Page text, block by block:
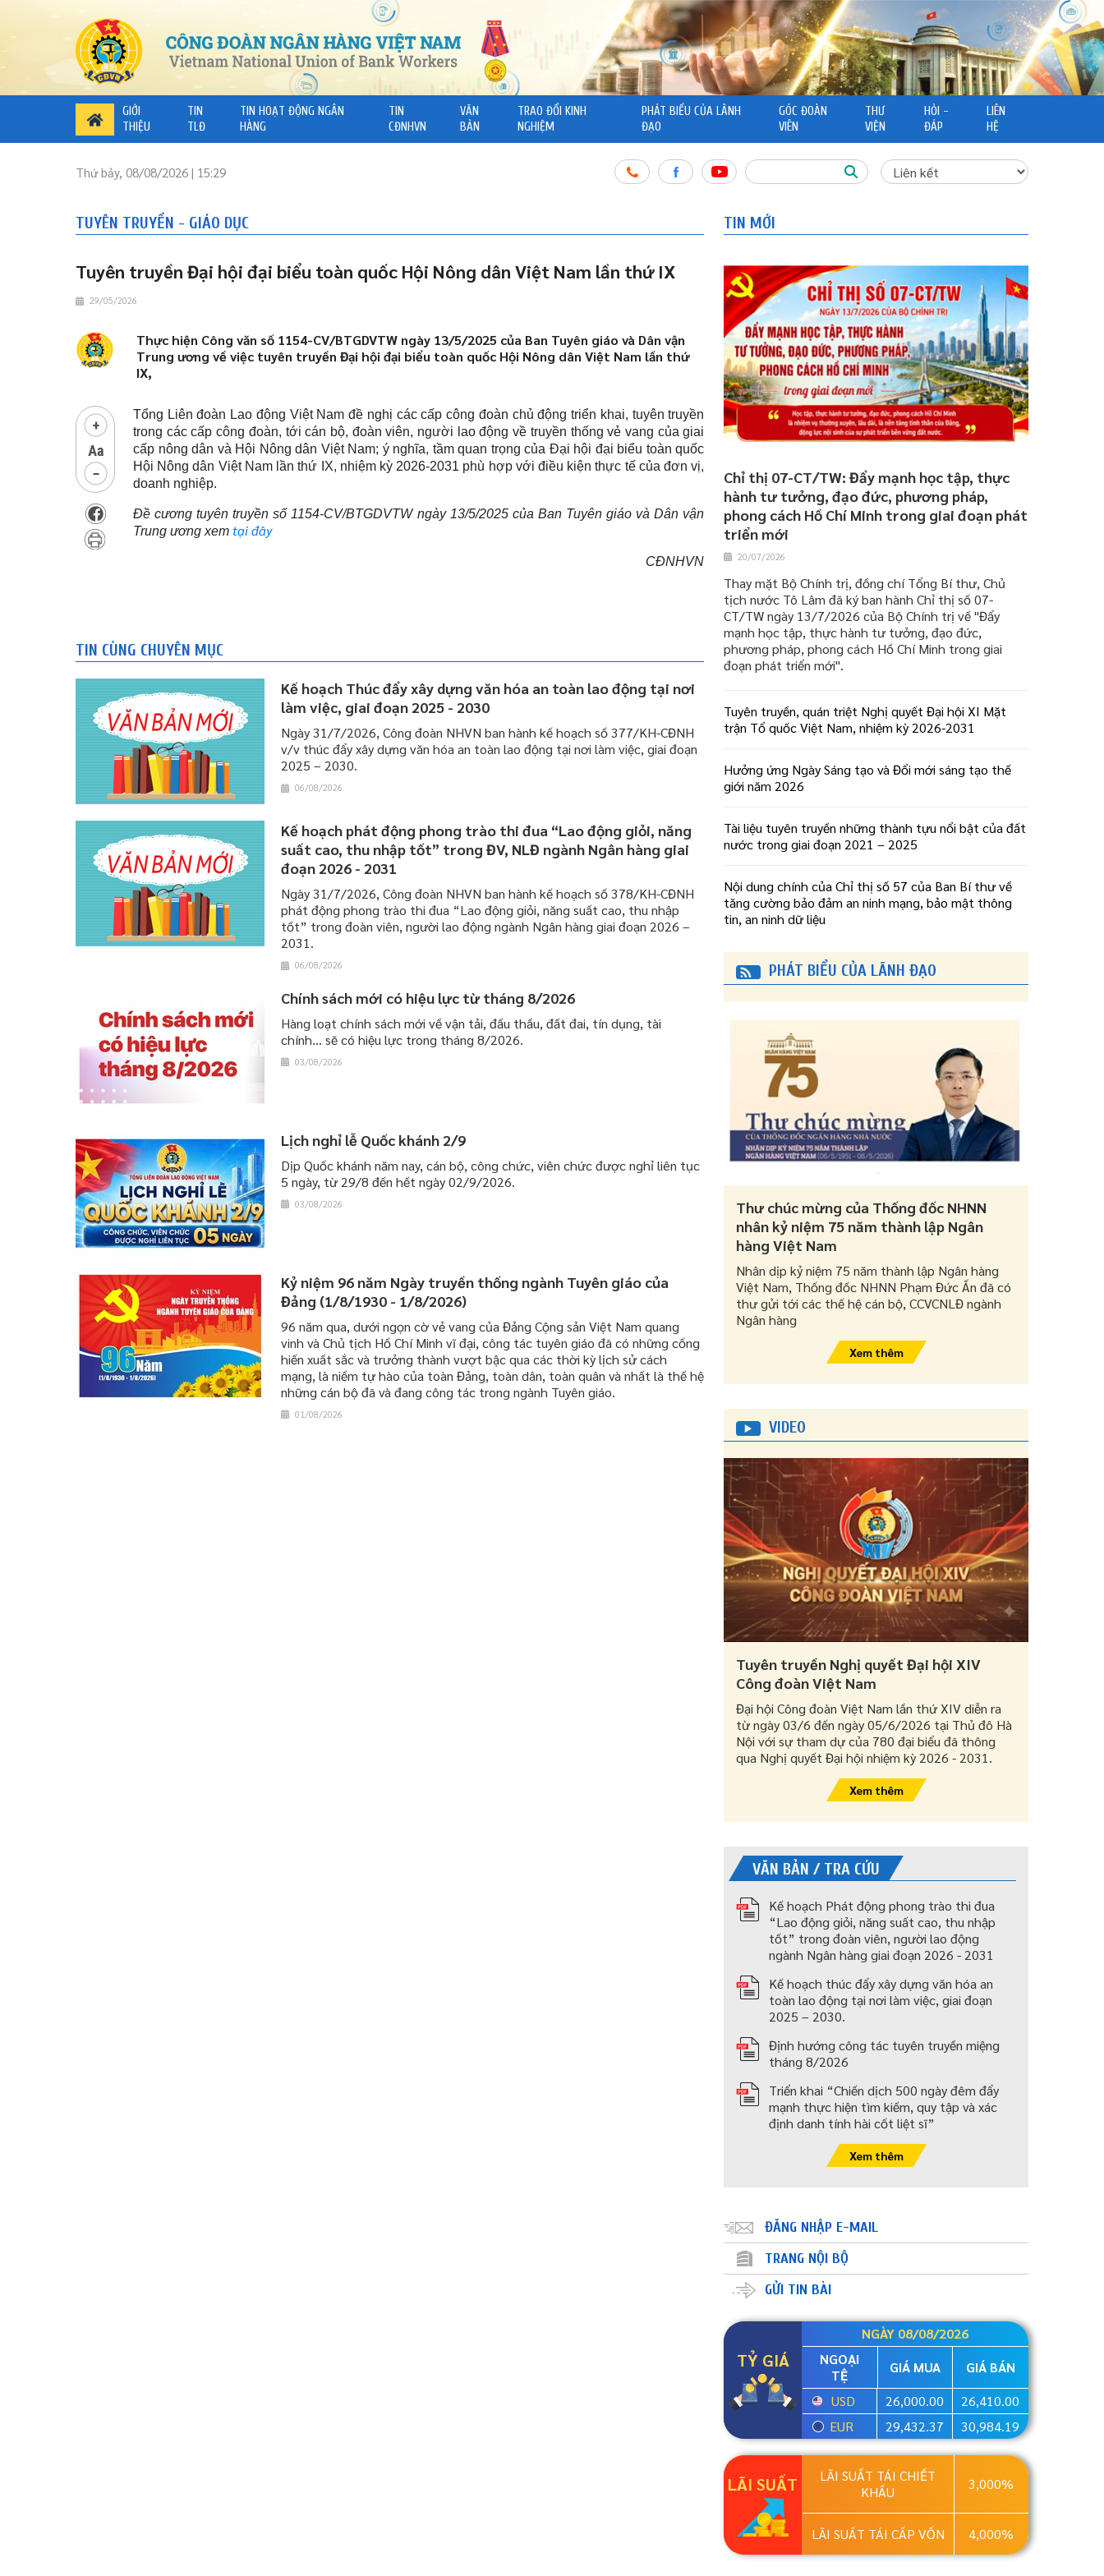
GIỚI
THIỆU
TIN
TLĐ
TIN HOẠT ĐỘNG NGÂN
HÀNG
TIN
CĐNHVN
VĂN
BẢN
TRAO ĐỔI KINH
NGHIỆM
PHÁT BIỂU CỦA LÃNH
ĐẠO
GÓC ĐOÀN
VIÊN
THƯ
VIỆN
HỎI -
ĐÁP
LIÊN
HỆ
Thứ bảy, 08/08/2026 | 15:29
TUYÊN TRUYỀN - GIÁO DỤC
Tuyên truyền Đại hội đại biểu toàn quốc Hội Nông dân Việt Nam lần thứ IX
29/05/2026
Thực hiện Công văn số 1154-CV/BTGDVTW ngày 13/5/2025 của Ban Tuyên giáo và Dân vận
Trung ương về việc tuyên truyền Đại hội đại biểu toàn quốc Hội Nông dân Việt Nam lần thứ
IX,
Tổng Liên đoàn Lao động Việt Nam đề nghị các cấp công đoàn chủ động triển khai, tuyên truyền
trong các cấp công đoàn, tới cán bộ, đoàn viên, người lao động về truyền thống vẻ vang của giai
cấp nông dân và Hội Nông dân Việt Nam; ý nghĩa, tầm quan trọng của Đại hội đại biểu toàn quốc
Hội Nông dân Việt Nam lần thứ IX, nhiệm kỳ 2026-2031 phù hợp với điều kiện thực tế của đơn vị,
doanh nghiệp.
Đề cương tuyên truyền số 1154-CV/BTGDVTW ngày 13/5/2025 của Ban Tuyên giáo và Dân vận
Trung ương xem tại đây
CĐNHVN
TIN CÙNG CHUYÊN MỤC
Kế hoạch Thúc đẩy xây dựng văn hóa an toàn lao động tại nơi
làm việc, giai đoạn 2025 - 2030
Ngày 31/7/2026, Công đoàn NHVN ban hành kế hoạch số 377/KH-CĐNH
v/v thúc đẩy xây dựng văn hóa an toàn lao động tại nơi làm việc, giai đoạn
2025 – 2030.
06/08/2026
Kế hoạch phát động phong trào thi đua “Lao động giỏi, năng
suất cao, thu nhập tốt” trong ĐV, NLĐ ngành Ngân hàng giai
đoạn 2026 - 2031
Ngày 31/7/2026, Công đoàn NHVN ban hành kế hoạch số 378/KH-CĐNH
phát động phong trào thi đua “Lao động giỏi, năng suất cao, thu nhập
tốt” trong đoàn viên, người lao động ngành Ngân hàng giai đoạn 2026 –
2031.
06/08/2026
Chính sách mới có hiệu lực từ tháng 8/2026
Hàng loạt chính sách mới về vận tải, đấu thầu, đất đai, tín dụng, tài
chính... sẽ có hiệu lực trong tháng 8/2026.
03/08/2026
Lịch nghỉ lễ Quốc khánh 2/9
Dịp Quốc khánh năm nay, cán bộ, công chức, viên chức được nghỉ liên tục
5 ngày, từ 29/8 đến hết ngày 02/9/2026.
03/08/2026
Kỷ niệm 96 năm Ngày truyền thống ngành Tuyên giáo của
Đảng (1/8/1930 - 1/8/2026)
96 năm qua, dưới ngọn cờ vẻ vang của Đảng Cộng sản Việt Nam quang
vinh và Chủ tịch Hồ Chí Minh vĩ đại, công tác tuyên giáo đã có những cống
hiến xuất sắc và trưởng thành vượt bậc qua các thời kỳ lịch sử cách
mạng, là niềm tự hào của toàn Đảng, toàn dân, toàn quân và nhất là thế hệ
những cán bộ đã và đang công tác trong ngành Tuyên giáo.
01/08/2026
TIN MỚI
Chỉ thị 07-CT/TW: Đẩy mạnh học tập, thực
hành tư tưởng, đạo đức, phương pháp,
phong cách Hồ Chí Minh trong giai đoạn phát
triển mới
20/07/2026
Thay mặt Bộ Chính trị, đồng chí Tổng Bí thư, Chủ
tịch nước Tô Lâm đã ký ban hành Chỉ thị số 07-
CT/TW ngày 13/7/2026 của Bộ Chính trị về "Đẩy
mạnh học tập, thực hành tư tưởng, đạo đức,
phương pháp, phong cách Hồ Chí Minh trong giai
đoạn phát triển mới".
Tuyên truyền, quán triệt Nghị quyết Đại hội XI Mặt
trận Tổ quốc Việt Nam, nhiệm kỳ 2026-2031
Hưởng ứng Ngày Sáng tạo và Đổi mới sáng tạo thế
giới năm 2026
Tài liệu tuyên truyền những thành tựu nổi bật của đất
nước trong giai đoạn 2021 – 2025
Nội dung chính của Chỉ thị số 57 của Ban Bí thư về
tăng cường bảo đảm an ninh mạng, bảo mật thông
tin, an ninh dữ liệu
PHÁT BIỂU CỦA LÃNH ĐẠO
Thư chúc mừng của Thống đốc NHNN
nhân kỷ niệm 75 năm thành lập Ngân
hàng Việt Nam
Nhân dịp kỷ niệm 75 năm thành lập Ngân hàng
Việt Nam, Thống đốc NHNN Phạm Đức Ấn đã có
thư gửi tới các thế hệ cán bộ, CCVCNLĐ ngành
Ngân hàng
Xem thêm
VIDEO
Tuyên truyền Nghị quyết Đại hội XIV
Công đoàn Việt Nam
Đại hội Công đoàn Việt Nam lần thứ XIV diễn ra
từ ngày 03/6 đến ngày 05/6/2026 tại Thủ đô Hà
Nội với sự tham dự của 780 đại biểu đã thông
qua Nghị quyết Đại hội nhiệm kỳ 2026 - 2031.
Xem thêm
VĂN BẢN / TRA CỨU
Kế hoạch Phát động phong trào thi đua
“Lao động giỏi, năng suất cao, thu nhập
tốt” trong đoàn viên, người lao động
ngành Ngân hàng giai đoạn 2026 - 2031
Kế hoạch thúc đẩy xây dựng văn hóa an
toàn lao động tại nơi làm việc, giai đoạn
2025 – 2030.
Định hướng công tác tuyên truyền miệng
tháng 8/2026
Triển khai “Chiến dịch 500 ngày đêm đẩy
mạnh thực hiện tìm kiếm, quy tập và xác
định danh tính hài cốt liệt sĩ”
Xem thêm
ĐĂNG NHẬP E-MAIL
TRANG NỘI BỘ
GỬI TIN BÀI
TỶ GIÁ
NGÀY 08/08/2026
NGOẠI
TỆ
GIÁ MUA
GIÁ BÁN
USD
26,000.00
26,410.00
EUR
29,432.37 30,984.19
LÃI SUẤT
LÃI SUẤT TÁI CHIẾT
KHẤU
3,000%
LÃI SUẤT TÁI CẤP VỐN 4,000%